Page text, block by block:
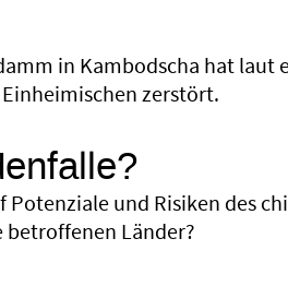
in Kambodscha hat laut
zerstört.
und Risiken des
betroffenen Länder?